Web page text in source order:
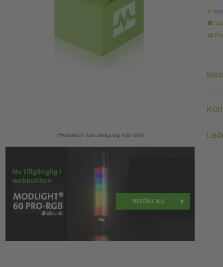
Produkten kan skilja sig från bild